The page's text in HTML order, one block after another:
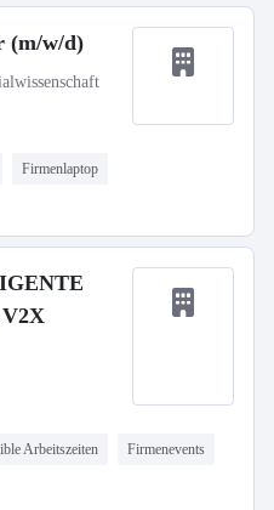
(m/w/d)
Firmenlaptop
Arbeitszeiten Firmenevents